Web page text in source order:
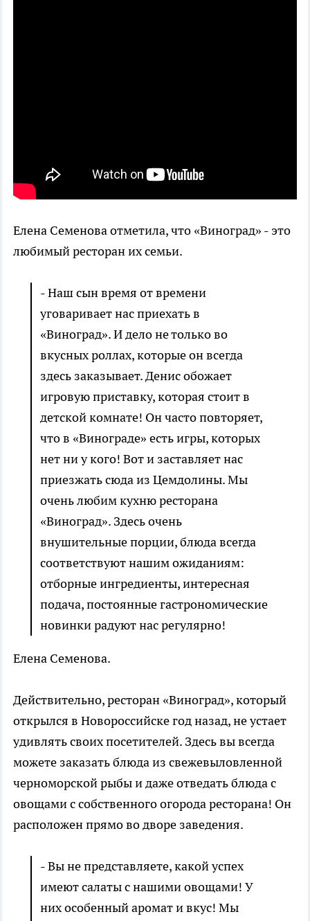
Елена Семенова отметила, что «Виноград» - это
любимый ресторан их семьи.
- Наш сын время от времени
уговаривает нас приехать в
«Виноград». И дело не только во
вкусных роллах, которые он всегда
здесь заказывает. Денис обожает
игровую приставку, которая стоит в
детской комнате! Он часто повторяет,
что в «Винограде» есть игры, которых
нет ни у кого! Вот и заставляет нас
приезжать сюда из Цемдолины. Мы
очень любим кухню ресторана
«Виноград». Здесь очень
внушительные порции, блюда всегда
соответствуют нашим ожиданиям:
отборные ингредиенты, интересная
подача, постоянные гастрономические
новинки радуют нас регулярно!
Елена Семенова.
Действительно, ресторан «Виноград», который
открылся в Новороссийске год назад, не устает
удивлять своих посетителей. Здесь вы всегда
можете заказать блюда из свежевыловленной
черноморской рыбы и даже отведать блюда с
овощами с собственного огорода ресторана! Он
расположен прямо во дворе заведения.
- Вы не представляете, какой успех
имеют салаты с нашими овощами! У
них особенный аромат и вкус! Мы